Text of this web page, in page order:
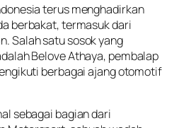
terus menghadirkan
berbakat, termasuk dari
Salah satu sosok yang
Belove Athaya, pembalap
berbagai ajang otomotif
sebagai bagian dari